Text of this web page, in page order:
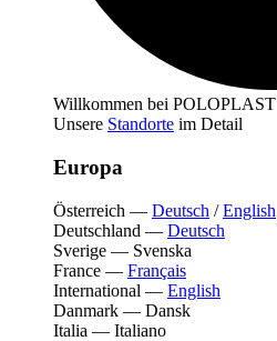
Willkommen bei POLOPLAST
Unsere Standorte im Detail
Europa
Österreich — Deutsch /English
Deutschland — Deutsch
Sverige — Svenska
France — Français
International — English
Danmark — Dansk
Italia — Italiano